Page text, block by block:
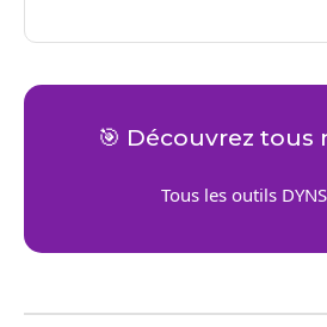
🎯 Découvrez tous
Tous les outils